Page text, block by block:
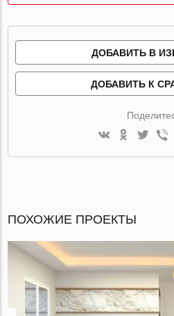
ДОБАВИТЬ В
ДОБАВИТЬ К
ПОХОЖИЕ ПРОЕКТЫ